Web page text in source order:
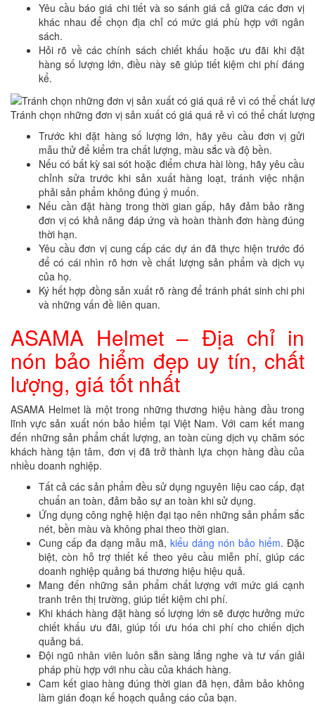
Yêu cầu báo giá chi tiết và so sánh giá cả giữa các đơn vị
khác nhau để chọn địa chỉ có mức giá phù hợp với ngân
sách.
Hỏi rõ về các chính sách chiết khấu hoặc ưu đãi khi đặt
hàng số lượng lớn, điều này sẽ giúp tiết kiệm chi phí đáng
kể.
Tránh chọn những đơn vị sản xuất có giá quá rẻ vì có thể chất
Trước khi đặt hàng số lượng lớn, hãy yêu cầu đơn vị gửi
mẫu thử để kiểm tra chất lượng, màu sắc và độ bền.
Nếu có bất kỳ sai sót hoặc điểm chưa hài lòng, hãy yêu cầu
chỉnh sửa trước khi sản xuất hàng loạt, tránh việc nhận
phải sản phẩm không đúng ý muốn.
Nếu cần đặt hàng trong thời gian gấp, hãy đảm bảo rằng
đơn vị có khả năng đáp ứng và hoàn thành đơn hàng đúng
thời hạn.
Yêu cầu đơn vị cung cấp các dự án đã thực hiện trước đó
để có cái nhìn rõ hơn về chất lượng sản phẩm và dịch vụ
của họ.
Ký hết hợp đồng sản xuất rõ ràng để tránh phát sinh chi phi
và những vấn đề liên quan.
ASAMA Helmet – Địa chỉ in
nón bảo hiểm đẹp uy tín, chất
lượng, giá tốt nhất
ASAMA Helmet là một trong những thương hiệu hàng đầu trong
lĩnh vực sản xuất nón bảo hiểm tại Việt Nam. Với cam kết mang
đến những sản phẩm chất lượng, an toàn cùng dịch vụ chăm sóc
khách hàng tận tâm, đơn vị đã trở thành lựa chọn hàng đầu của
nhiều doanh nghiệp.
Tất cả các sản phẩm đều sử dụng nguyên liệu cao cấp, đạt
chuẩn an toàn, đảm bảo sự an toàn khi sử dụng.
Ứng dụng công nghệ hiện đại tạo nên những sản phẩm sắc
nét, bền màu và không phai theo thời gian.
Cung cấp đa dạng mẫu mã, kiểu dáng nón bảo hiểm. Đặc
biệt, còn hỗ trợ thiết kế theo yêu cầu miễn phí, giúp các
doanh nghiệp quảng bá thương hiệu hiệu quả.
Mang đến những sản phẩm chất lượng với mức giá cạnh
tranh trên thị trường, giúp tiết kiệm chi phí.
Khi khách hàng đặt hàng số lượng lớn sẽ được hưởng mức
chiết khấu ưu đãi, giúp tối ưu hóa chi phí cho chiến dịch
quảng bá.
Đội ngũ nhân viên luôn sẵn sàng lắng nghe và tư vấn giải
pháp phù hợp với nhu cầu của khách hàng.
Cam kết giao hàng đúng thời gian đã hẹn, đảm bảo không
làm gián đoạn kế hoạch quảng cáo của bạn.